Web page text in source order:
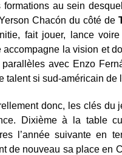
formations au sein
Chacón du côté de
fait jouer, lance
accompagne la vision et
avec Enzo
talent si sud-américain de
donc, les clés du
Dixième à la table
l’année suivante en
de nouveau sa place en